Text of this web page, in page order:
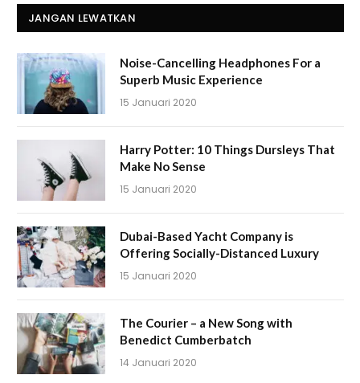
JANGAN LEWATKAN
Noise-Cancelling Headphones For a
Superb Music Experience
15 Januari 2020
Harry Potter: 10 Things Dursleys That
Make No Sense
15 Januari 2020
Dubai-Based Yacht Company is
Offering Socially-Distanced Luxury
15 Januari 2020
The Courier – a New Song with
Benedict Cumberbatch
14 Januari 2020